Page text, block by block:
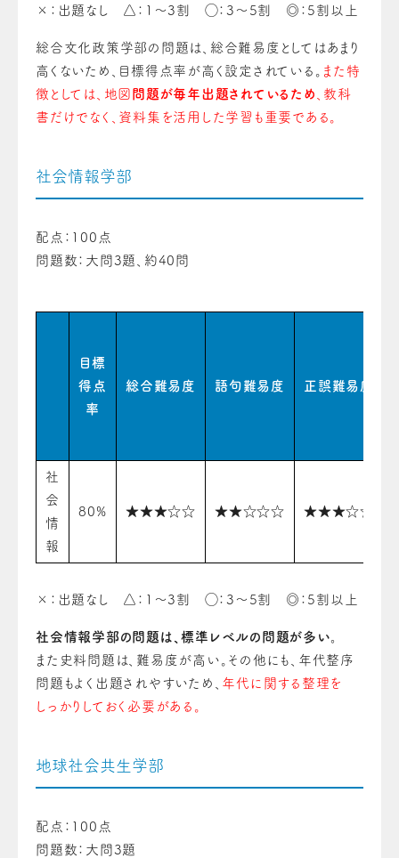
×：出題なし △：1〜3割 ◯：3〜5割 ◎：5割以上
総合文化政策学部の問題は、総合難易度としてはあまり
高くないため、目標得点率が高く設定されている。 また特
徴としては、地図 問題が毎年出題されているため 、教科
書だけでなく、資料集を活用した学習も重要である。
社会情報学部
配点：100点
問題数：大問3題、約40問
目標
得点
率
総合難易度 語句難易度 正誤難易度
社
会
情
報
80% ★★★☆☆ ★★☆☆☆ ★★★☆☆
×：出題なし △：1〜3割 ◯：3〜5割 ◎：5割以上
社会情報学部の問題は、標準レベルの問題が多い。
また史料問題は、難易度が高い。その他にも、年代整序
問題もよく出題されやすいため、 年代に関する整理を
しっかりしておく必要がある。
地球社会共生学部
配点：100点
問題数：大問3題